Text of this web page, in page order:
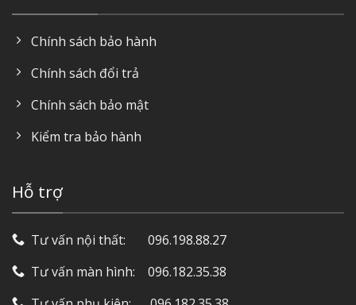
Chính sách bảo hành
Chính sách đổi trả
Chính sách bảo mật
Kiểm tra bảo hành
Hỗ trợ
Tư vấn nội thất: ‎ ‎ ‎ ‎ ‎ ‎ 096.198.88.27
Tư vấn màn hình: ‎ ‎ ‎ 096.182.35.38